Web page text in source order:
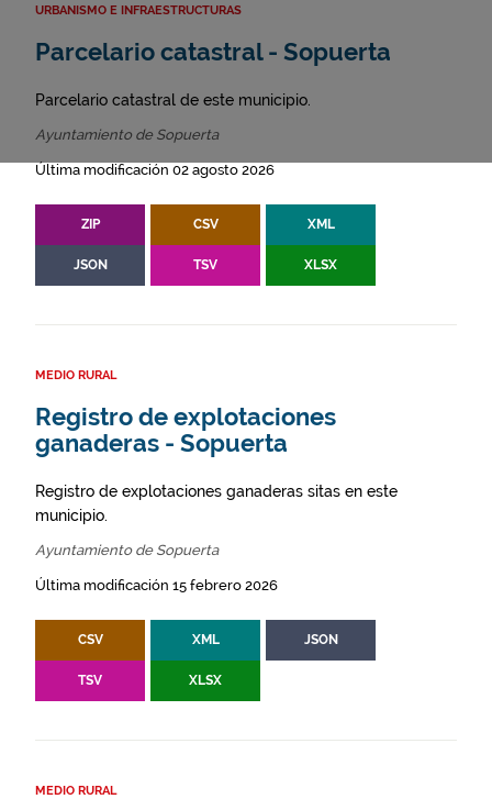
URBANISMO E INFRAESTRUCTURAS
Parcelario catastral - Sopuerta
Parcelario catastral de este municipio.
Ayuntamiento de Sopuerta
Última modificación 02 agosto 2026
ZIP CSV XML
JSON TSV XLSX
MEDIO RURAL
Registro de explotaciones
ganaderas - Sopuerta
Registro de explotaciones ganaderas sitas en este
municipio.
Ayuntamiento de Sopuerta
Última modificación 15 febrero 2026
CSV XML JSON
TSV XLSX
MEDIO RURAL